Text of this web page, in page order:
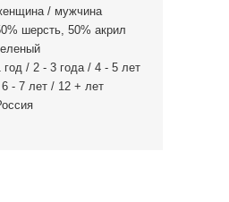
/ мужчина
шерсть, 50% акрил
год / 2 - 3 года / 4 - 5 лет
- 7 лет / 12 + лет